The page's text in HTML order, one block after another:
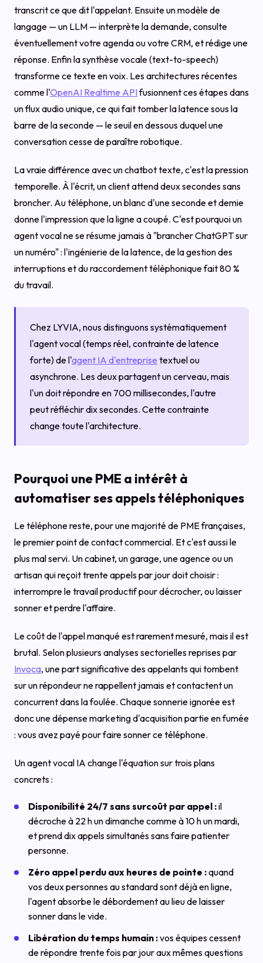
transcrit ce que dit l'appelant. Ensuite un modèle de
langage — un LLM — interprète la demande, consulte
éventuellement votre agenda ou votre CRM, et rédige une
réponse. Enfin la synthèse vocale (text-to-speech)
transforme ce texte en voix. Les architectures récentes
comme l'OpenAI Realtime APIfusionnent ces étapes dans
un flux audio unique, ce qui fait tomber la latence sous la
barre de la seconde — le seuil en dessous duquel une
conversation cesse de paraître robotique.
La vraie différence avec un chatbot texte, c'est la pression
temporelle. À l'écrit, un client attend deux secondes sans
broncher. Au téléphone, un blanc d'une seconde et demie
donne l'impression que la ligne a coupé. C'est pourquoi un
agent vocal ne se résume jamais à "brancher ChatGPT sur
un numéro" : l'ingénierie de la latence, de la gestion des
interruptions et du raccordement téléphonique fait 80 %
du travail.
Chez LYVIA, nous distinguons systématiquement
l'agent vocal (temps réel, contrainte de latence
forte) de l'agent IA d'entreprise textuel ou
asynchrone. Les deux partagent un cerveau, mais
l'un doit répondre en 700 millisecondes, l'autre
peut réfléchir dix secondes. Cette contrainte
change toute l'architecture.
Pourquoi une PME a intérêt à
automatiser ses appels téléphoniques
Le téléphone reste, pour une majorité de PME françaises,
le premier point de contact commercial. Et c'est aussi le
plus mal servi. Un cabinet, un garage, une agence ou un
artisan qui reçoit trente appels par jour doit choisir :
interrompre le travail productif pour décrocher, ou laisser
sonner et perdre l'affaire.
Le coût de l'appel manqué est rarement mesuré, mais il est
brutal. Selon plusieurs analyses sectorielles reprises par
Invoca, une part significative des appelants qui tombent
sur un répondeur ne rappellent jamais et contactent un
concurrent dans la foulée. Chaque sonnerie ignorée est
donc une dépense marketing d'acquisition partie en fumée
: vous avez payé pour faire sonner ce téléphone.
Un agent vocal IA change l'équation sur trois plans
concrets :
Disponibilité 24/7 sans surcoût par appel :il
décroche à 22 h un dimanche comme à 10 h un mardi,
et prend dix appels simultanés sans faire patienter
personne.
Zéro appel perdu aux heures de pointe :quand
vos deux personnes au standard sont déjà en ligne,
l'agent absorbe le débordement au lieu de laisser
sonner dans le vide.
Libération du temps humain :vos équipes cessent
de répondre trente fois par jour aux mêmes questions